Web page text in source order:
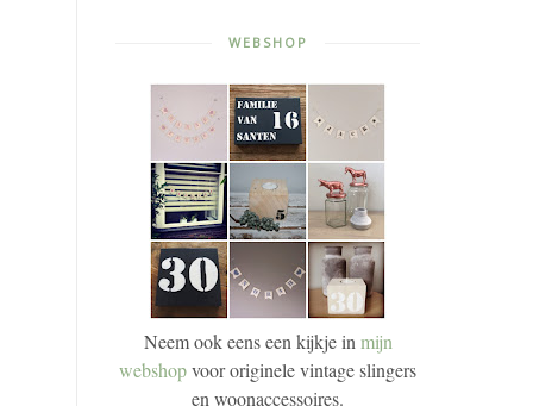
WEBSHOP
Neem ook eens een kijkje in mijn
webshopvoor originele vintage slingers
en woonaccessoires.